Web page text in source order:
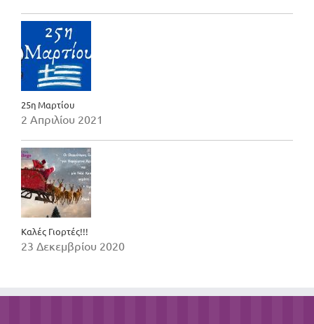
25η Μαρτίου
2 Απριλίου 2021
Καλές Γιορτές!!!
23 Δεκεμβρίου 2020